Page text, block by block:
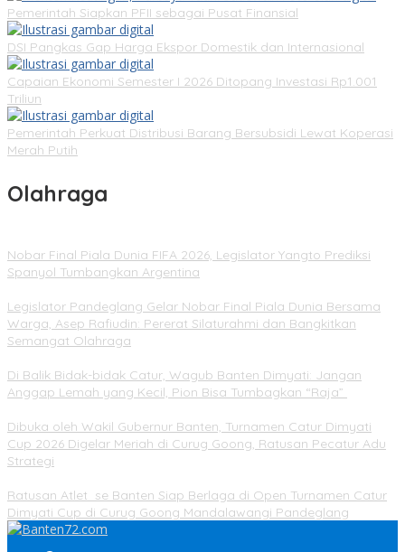
Pemerintah Siapkan PFII sebagai Pusat Finansial
DSI Pangkas Gap Harga Ekspor Domestik dan Internasional
Capaian Ekonomi Semester I 2026 Ditopang Investasi Rp1.001
Triliun
Pemerintah Perkuat Distribusi Barang Bersubsidi Lewat Koperasi
Merah Putih
Olahraga
Nobar Final Piala Dunia FIFA 2026, Legislator Yangto Prediksi
Spanyol Tumbangkan Argentina
Legislator Pandeglang Gelar Nobar Final Piala Dunia Bersama
Warga, Asep Rafiudin: Pererat Silaturahmi dan Bangkitkan
Semangat Olahraga
Di Balik Bidak-bidak Catur, Wagub Banten Dimyati: Jangan
Anggap Lemah yang Kecil, Pion Bisa Tumbagkan “Raja”
Dibuka oleh Wakil Gubernur Banten, Turnamen Catur Dimyati
Cup 2026 Digelar Meriah di Curug Goong, Ratusan Pecatur Adu
Strategi
Ratusan Atlet se Banten Siap Berlaga di Open Turnamen Catur
Dimyati Cup di Curug Goong Mandalawangi Pandeglang